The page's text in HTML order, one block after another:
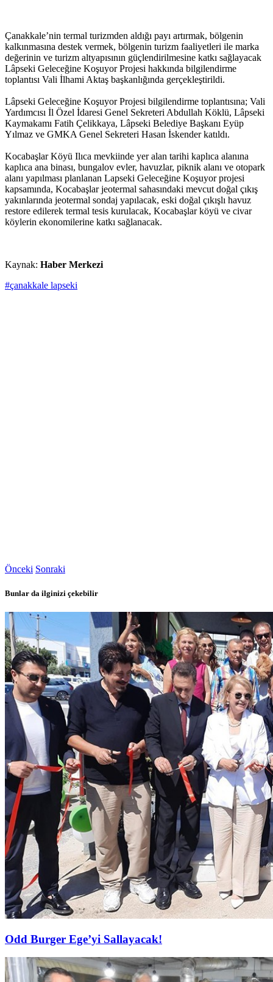
Çanakkale’nin termal turizmden aldığı payı artırmak, bölgenin
kalkınmasına destek vermek, bölgenin turizm faaliyetleri ile marka
değerinin ve turizm altyapısının güçlendirilmesine katkı sağlayacak
Lâpseki Geleceğine Koşuyor Projesi hakkında bilgilendirme
toplantısı Vali İlhami Aktaş başkanlığında gerçekleştirildi.
Lâpseki Geleceğine Koşuyor Projesi bilgilendirme toplantısına; Vali
Yardımcısı İl Özel İdaresi Genel Sekreteri Abdullah Köklü, Lâpseki
Kaymakamı Fatih Çelikkaya, Lâpseki Belediye Başkanı Eyüp
Yılmaz ve GMKA Genel Sekreteri Hasan İskender katıldı.
Kocabaşlar Köyü Ilıca mevkiinde yer alan tarihi kaplıca alanına
kaplıca ana binası, bungalov evler, havuzlar, piknik alanı ve otopark
alanı yapılması planlanan Lapseki Geleceğine Koşuyor projesi
kapsamında, Kocabaşlar jeotermal sahasındaki mevcut doğal çıkış
yakınlarında jeotermal sondaj yapılacak, eski doğal çıkışlı havuz
restore edilerek termal tesis kurulacak, Kocabaşlar köyü ve civar
köylerin ekonomilerine katkı sağlanacak.
Kaynak: Haber Merkezi
#çanakkale lapseki
Önceki Sonraki
Bunlar da ilginizi çekebilir
Odd Burger Ege’yi Sallayacak!